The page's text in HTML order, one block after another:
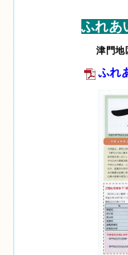
ふれあ
津門地
ふれ